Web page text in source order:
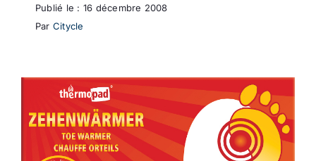
Publié le : 16 décembre 2008
Par Citycle